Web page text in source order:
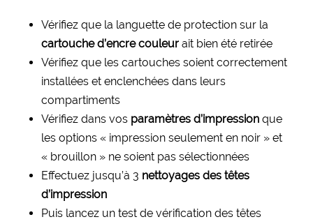
Vérifiez que la languette de protection sur la
cartouche d’encre couleur ait bien été retirée
Vérifiez que les cartouches soient correctement
installées et enclenchées dans leurs
compartiments
Vérifiez dans vos paramètres d’impression que
les options « impression seulement en noir » et
« brouillon » ne soient pas sélectionnées
Effectuez jusqu’à 3 nettoyages des têtes
d’impression
Puis lancez un test de vérification des têtes